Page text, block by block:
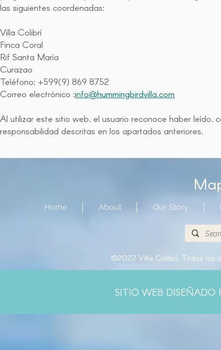
las siguientes coordenadas:
Villa Colibrí
Finca Coral
Rif Santa María
Curazao
Teléfono: +599(9) 869 8752
Correo electrónico :info@hummingbirdvilla.com
Al utilizar este sitio web, el usuario reconoce haber
responsabilidad descritas en los apartados anteriores.
Home About Our Story
©2022 Villa Colibrí. Todos los
SITIO WEB DISEÑADO